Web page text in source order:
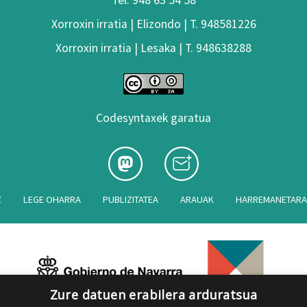
Xorroxin irratia | Elizondo | T. 948581226
Xorroxin irratia | Lesaka | T. 948638288
Codesyntaxek garatua
LEGE OHARRA PUBLIZITATEA ARAUAK
Zure datuen erabilera arduratsua